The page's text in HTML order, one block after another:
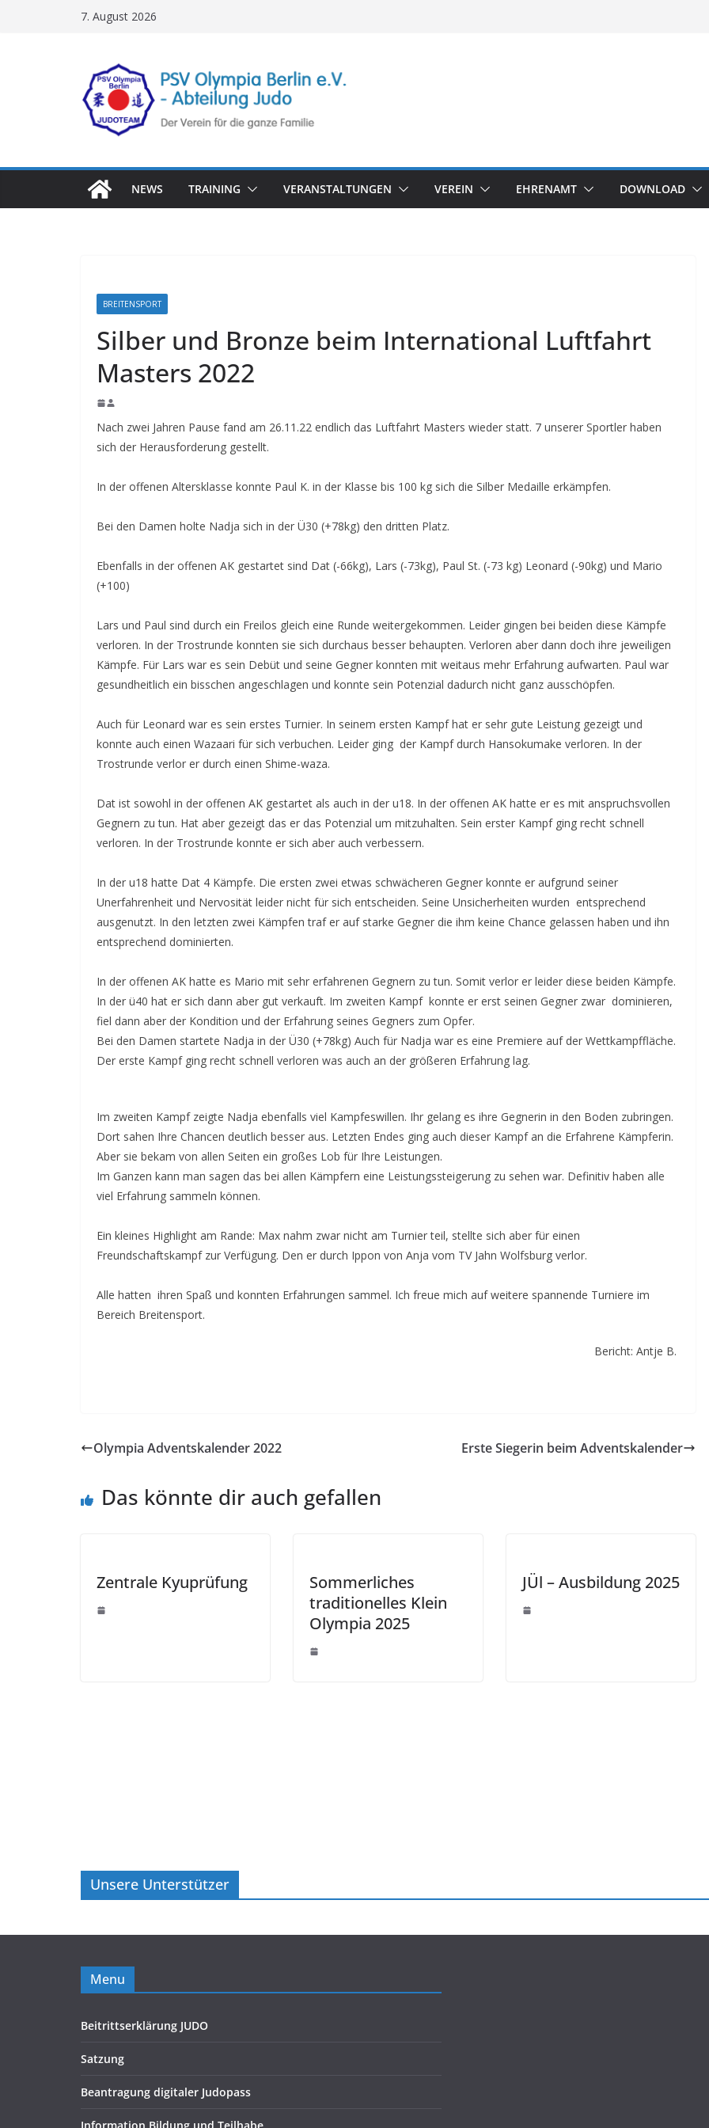
7. August 2026
NEWS TRAINING VERANSTALTUNGEN VEREIN EHRENAMT DOWNLOAD
BREITENSPORT
Silber und Bronze beim International Luftfahrt
Masters 2022
Nach zwei Jahren Pause fand am 26.11.22 endlich das Luftfahrt Masters wieder statt. 7 unserer Sportler haben
sich der Herausforderung gestellt.
In der offenen Altersklasse konnte Paul K. in der Klasse bis 100 kg sich die Silber Medaille erkämpfen.
Bei den Damen holte Nadja sich in der Ü30 (+78kg) den dritten Platz.
Ebenfalls in der offenen AK gestartet sind Dat (-66kg), Lars (-73kg), Paul St. (-73 kg) Leonard (-90kg) und Mario
(+100)
Lars und Paul sind durch ein Freilos gleich eine Runde weitergekommen. Leider gingen bei beiden diese Kämpfe
verloren. In der Trostrunde konnten sie sich durchaus besser behaupten. Verloren aber dann doch ihre jeweiligen
Kämpfe. Für Lars war es sein Debüt und seine Gegner konnten mit weitaus mehr Erfahrung aufwarten. Paul war
gesundheitlich ein bisschen angeschlagen und konnte sein Potenzial dadurch nicht ganz ausschöpfen.
Auch für Leonard war es sein erstes Turnier. In seinem ersten Kampf hat er sehr gute Leistung gezeigt und
konnte auch einen Wazaari für sich verbuchen. Leider ging der Kampf durch Hansokumake verloren. In der
Trostrunde verlor er durch einen Shime-waza.
Dat ist sowohl in der offenen AK gestartet als auch in der u18. In der offenen AK hatte er es mit anspruchsvollen
Gegnern zu tun. Hat aber gezeigt das er das Potenzial um mitzuhalten. Sein erster Kampf ging recht schnell
verloren. In der Trostrunde konnte er sich aber auch verbessern.
In der u18 hatte Dat 4 Kämpfe. Die ersten zwei etwas schwächeren Gegner konnte er aufgrund seiner
Unerfahrenheit und Nervosität leider nicht für sich entscheiden. Seine Unsicherheiten wurden entsprechend
ausgenutzt. In den letzten zwei Kämpfen traf er auf starke Gegner die ihm keine Chance gelassen haben und ihn
entsprechend dominierten.
In der offenen AK hatte es Mario mit sehr erfahrenen Gegnern zu tun. Somit verlor er leider diese beiden Kämpfe.
In der ü40 hat er sich dann aber gut verkauft. Im zweiten Kampf konnte er erst seinen Gegner zwar dominieren,
fiel dann aber der Kondition und der Erfahrung seines Gegners zum Opfer.
Bei den Damen startete Nadja in der Ü30 (+78kg) Auch für Nadja war es eine Premiere auf der Wettkampffläche.
Der erste Kampf ging recht schnell verloren was auch an der größeren Erfahrung lag.
Im zweiten Kampf zeigte Nadja ebenfalls viel Kampfeswillen. Ihr gelang es ihre Gegnerin in den Boden zubringen.
Dort sahen Ihre Chancen deutlich besser aus. Letzten Endes ging auch dieser Kampf an die Erfahrene Kämpferin.
Aber sie bekam von allen Seiten ein großes Lob für Ihre Leistungen.
Im Ganzen kann man sagen das bei allen Kämpfern eine Leistungssteigerung zu sehen war. Definitiv haben alle
viel Erfahrung sammeln können.
Ein kleines Highlight am Rande: Max nahm zwar nicht am Turnier teil, stellte sich aber für einen
Freundschaftskampf zur Verfügung. Den er durch Ippon von Anja vom TV Jahn Wolfsburg verlor.
Alle hatten ihren Spaß und konnten Erfahrungen sammel. Ich freue mich auf weitere spannende Turniere im
Bereich Breitensport.
Bericht: Antje B.
Olympia Adventskalender 2022 Erste Siegerin beim Adventskalender
Das könnte dir auch gefallen
Zentrale Kyuprüfung
Sommerliches
traditionelles Klein
Olympia 2025
JÜl – Ausbildung 2025
Unsere Unterstützer
Menu
Beitrittserklärung JUDO
Satzung
Beantragung digitaler Judopass